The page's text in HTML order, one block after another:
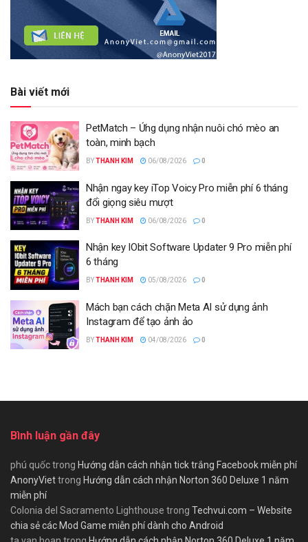
Bài viết mới
PetMatch – Ứng dụng nhận nuôi chó mèo an
toàn, minh bạch
BYTHANH KIM 06/08/2026 0
Nhận ngay key iTop Voicy Pro miễn phí 6 tháng
đổi giọng siêu mượt
BYTHANH KIM 06/08/2026 0
Nhận key IObit Software Updater 9 Pro miễn phí
6 tháng
BYTHANH KIM 05/08/2026 0
Mách bạn cách chặn Meta AI sử dụng ảnh
Instagram để tạo ảnh ảo
BYTHANH KIM 04/08/2026 0
Bình luận gần đây
phú quốctrong Hướng dẫn cách nhận tick trắng Facebook miễn phí
AnonyViettrong Hướng dẫn cách nhận Norton 360 Deluxe 1 năm
miễn phí
Colonia del Sacramento Lighthouse trong Techvui.com – Website
chia sẻ các Mod Game miễn phí dành cho Android